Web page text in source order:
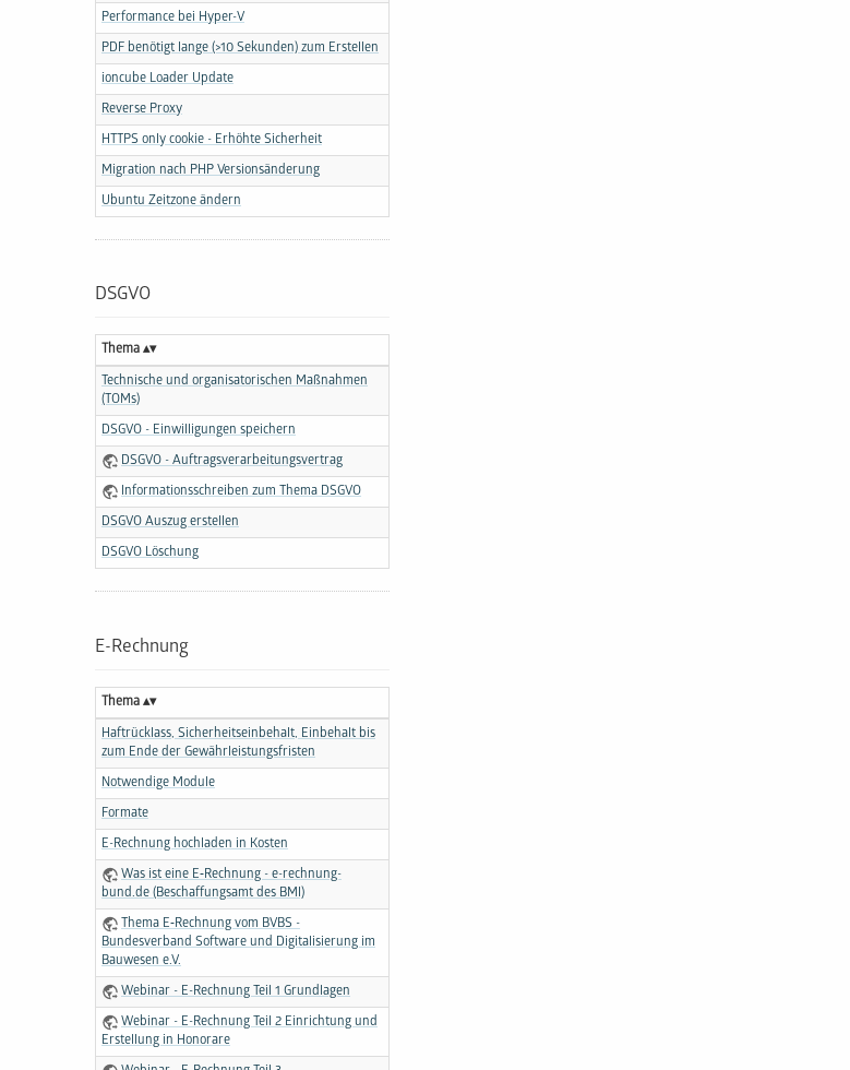
Performance bei Hyper-V
PDF benötigt lange (>10 Sekunden) zum Erstellen
ioncube Loader Update
Reverse Proxy
HTTPS only cookie - Erhöhte Sicherheit
Migration nach PHP Versionsänderung
Ubuntu Zeitzone ändern
DSGVO
Thema
Technische und organisatorischen Maßnahmen
(TOMs)
DSGVO - Einwilligungen speichern
DSGVO - Auftragsverarbeitungsvertrag
Informationsschreiben zum Thema DSGVO
DSGVO Auszug erstellen
DSGVO Löschung
E-Rechnung
Thema
Haftrücklass, Sicherheitseinbehalt, Einbehalt bis
zum Ende der Gewährleistungsfristen
Notwendige Module
Formate
E-Rechnung hochladen in Kosten
Was ist eine E‑Rechnung - e-rechnung-
bund.de (Beschaffungsamt des BMI)
Thema E‑Rechnung vom BVBS -
Bundesverband Software und Digitalisierung im
Bauwesen e.V.
Webinar - E-Rechnung Teil 1 Grundlagen
Webinar - E-Rechnung Teil 2 Einrichtung und
Erstellung in Honorare